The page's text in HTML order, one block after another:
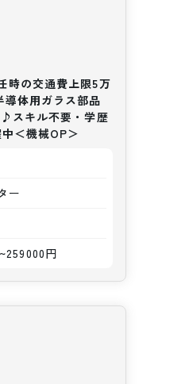
時の交通費上限5万
導体用ガラス部品
スキル不要・学歴
＜機械OP＞
ー
円